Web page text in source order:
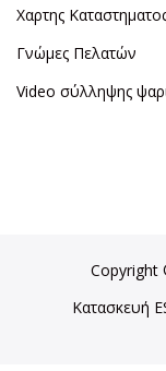
Χαρτης
Γνώμες Πελατών
Video σύλληψης
Copyright
Κατασκευή